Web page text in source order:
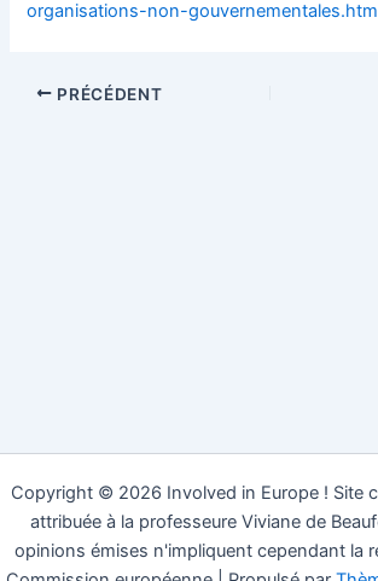
organisations-non-
PRÉCÉDENT
Copyright © 2026 Involved in Europe ! Site
attribuée à la professeure Viviane de
opinions émises n'impliquent cependant la